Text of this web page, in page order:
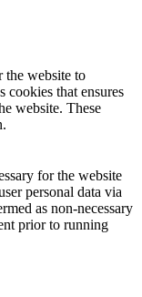
the website to
that ensures
website. These
for the website
personal data via
as non-necessary
prior to running